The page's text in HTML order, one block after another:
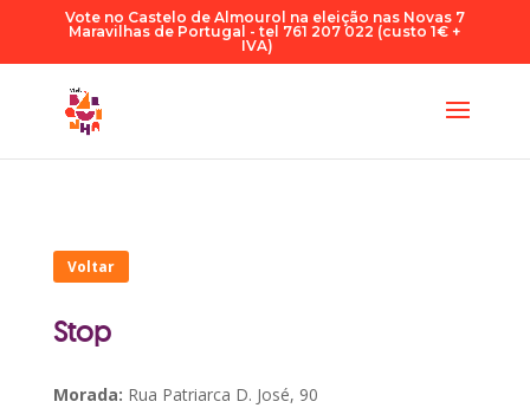
Vote no Castelo de Almourol na eleição nas Novas 7
Maravilhas de Portugal - tel 761 207 022 (custo 1€ +
IVA)
Voltar
Stop
Morada: Rua Patriarca D. José, 90